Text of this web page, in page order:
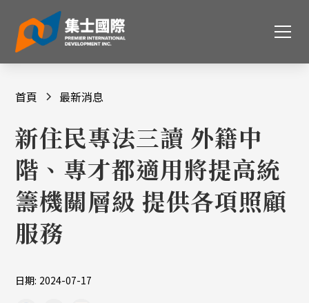
首頁 最新消息
新住民專法三讀 外籍中
階、專才都適用將提高統
籌機關層級 提供各項照顧
服務
日期: 2024-07-17